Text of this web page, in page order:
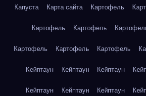
Капуста Карта сайта Картофель
Картофель Картофель
Картофель Картофель Картофель
Кейптаун Кейптаун Кейптаун
Кейптаун Кейптаун Кейптаун